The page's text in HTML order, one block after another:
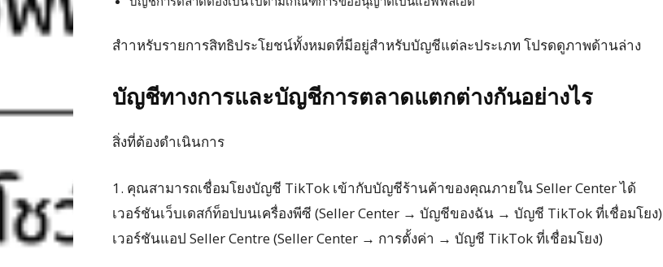
สำาหรับรายการสิทธิประโยชน์ทั้งหมดที่มีอยู่สำหรับบัญชีแต่ละประเภท โปรดดูภาพด้านล่าง
บัญชีทางการและบัญชีการตลาดแตกต่างกันอย่างไร
สิ่งที่ต้องดําเนินการ
1. คุณสามารถเชื่อมโยงบัญชี TikTok เข้ากับบัญชีร้านค้าของคุณภายใน Seller Center ได้
เวอร์ชันเว็บเดสก์ท็อปบนเครื่องพีซี (Seller Center → บัญชีของฉัน → บัญชี TikTok ที่เชื่อมโยง)
เวอร์ชันแอป Seller Centre (Seller Center → การตั้งค่า → บัญชี TikTok ที่เชื่อมโยง)